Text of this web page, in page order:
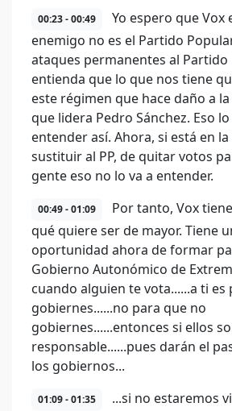
00:23 - 00:49
Yo espero que Vox
enemigo no es el Partido
ataques permanentes al Partido
entienda que lo que nos tiene
este régimen que hace daño a
que lidera Pedro Sánchez. Eso
entender así. Ahora, si está en
sustituir al PP, de quitar votos
gente eso no lo va a entender.
00:49 - 01:09
Por tanto, Vox
qué quiere ser de mayor. Tiene
oportunidad ahora de formar
Gobierno Autonómico de
cuando alguien te vota......a ti es
gobiernes......no para que no
gobiernes......entonces si ellos
responsable......pues darán el
los gobiernos...
01:09 - 01:35
...si no estaremos